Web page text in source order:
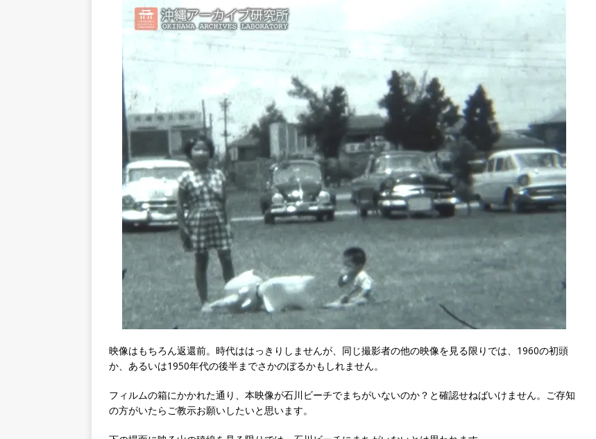
映像はもちろん返還前。時代ははっきりしませんが、同じ撮影者の他の映像を見る限りでは、1960の初頭
か、あるいは1950年代の後半までさかのぼるかもしれません。
フィルムの箱にかかれた通り、本映像が石川ビーチでまちがいないのか？と確認せねばいけません。ご存知
の方がいたらご教示お願いしたいと思います。